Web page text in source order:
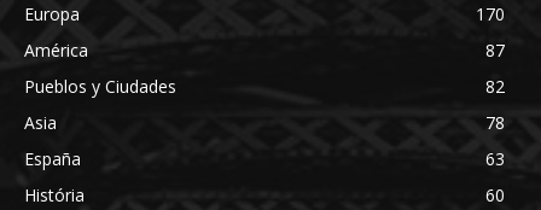
Europa
170
América
87
Pueblos y Ciudades
82
Asia
78
España
63
História
60